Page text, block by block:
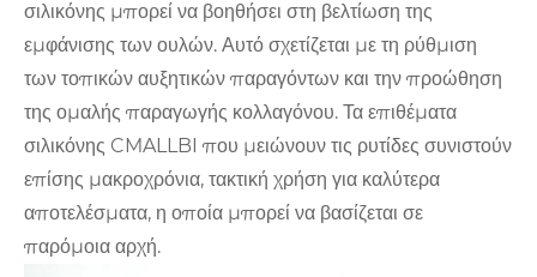
σιλικόνης μπορεί να βοηθήσει στη βελτίωση της
εμφάνισης των ουλών. Αυτό σχετίζεται με τη ρύθμιση
των τοπικών αυξητικών παραγόντων και την προώθηση
της ομαλής παραγωγής κολλαγόνου. Τα επιθέματα
σιλικόνης CMALLBI που μειώνουν τις ρυτίδες συνιστούν
επίσης μακροχρόνια, τακτική χρήση για καλύτερα
αποτελέσματα, η οποία μπορεί να βασίζεται σε
παρόμοια αρχή.